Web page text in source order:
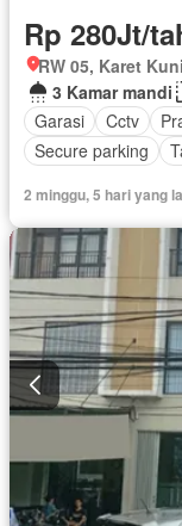
Rp 280Jt/
3 Kamar mandi
Garasi
Cctv
Secure parking
2 minggu, 5 hari yang